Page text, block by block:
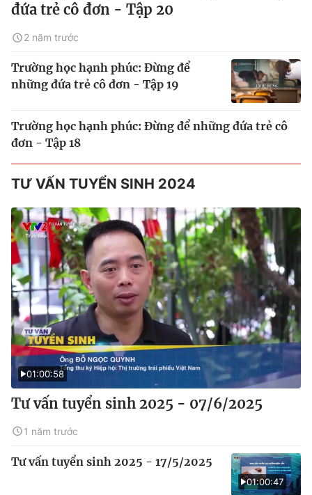
đứa trẻ cô đơn - Tập 20
2 năm trước
Trường học hạnh phúc: Đừng để
những đứa trẻ cô đơn - Tập 19
Trường học hạnh phúc: Đừng để những đứa trẻ cô
đơn - Tập 18
TƯ VẤN TUYỂN SINH 2024
01:00:58
Tư vấn tuyển sinh 2025 - 07/6/2025
1 năm trước
01:00:47
Tư vấn tuyển sinh 2025 - 17/5/2025